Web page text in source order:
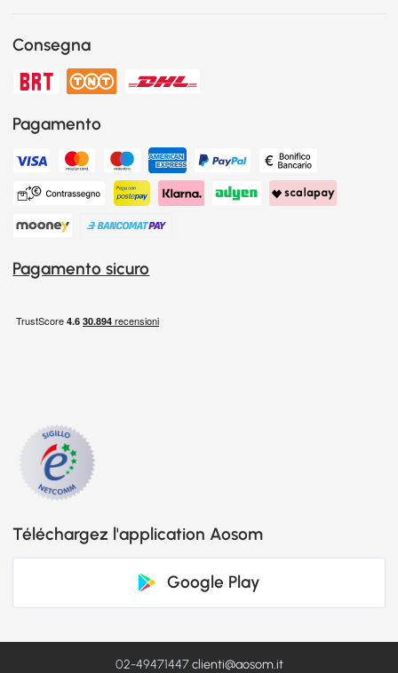
Consegna
Pagamento
Pagamento sicuro
Téléchargez l'application Aosom
Google Play
02-49471447clienti@aosom.it